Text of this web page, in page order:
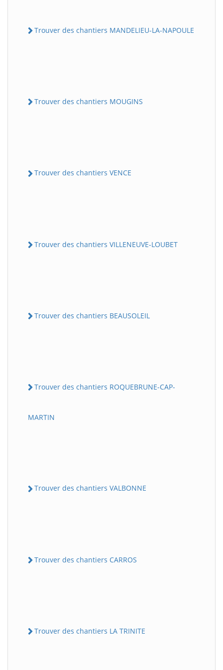
Trouver des chantiers MANDELIEU-LA-NAPOULE
Trouver des chantiers MOUGINS
Trouver des chantiers VENCE
Trouver des chantiers VILLENEUVE-LOUBET
Trouver des chantiers BEAUSOLEIL
Trouver des chantiers ROQUEBRUNE-CAP-
MARTIN
Trouver des chantiers VALBONNE
Trouver des chantiers CARROS
Trouver des chantiers LA TRINITE